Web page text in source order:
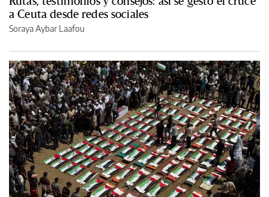
a Ceuta desde redes sociales
Soraya Aybar Laafou